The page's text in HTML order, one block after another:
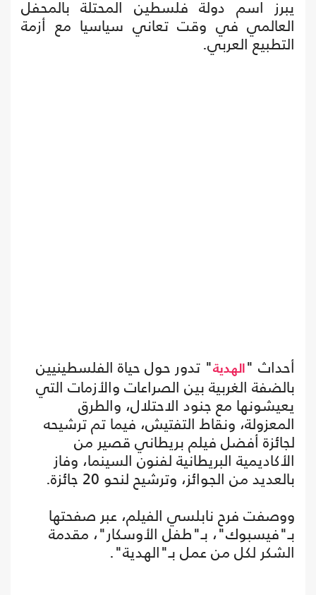
يبرز اسم دولة فلسطين المحتلة بالمحفل
العالمي في وقت تعاني سياسيا مع أزمة
التطبيع العربي.
أحداث " الهدية" تدور حول حياة الفلسطينيين
بالضفة الغربية بين الصراعات والأزمات التي
يعيشونها مع جنود الاحتلال، والطرق
المعزولة، ونقاط التفتيش، فيما تم ترشيحه
لجائزة أفضل فيلم بريطاني قصير من
الأكاديمية البريطانية لفنون السينما، وفاز
بالعديد من الجوائز، وترشيح لنحو 20 جائزة.
ووصفت فرح نابلسي الفيلم، عبر صفحتها
بـ"فيسبوك"، بـ"طفل الأوسكار"، مقدمة
الشكر لكل من عمل بـ"الهدية".